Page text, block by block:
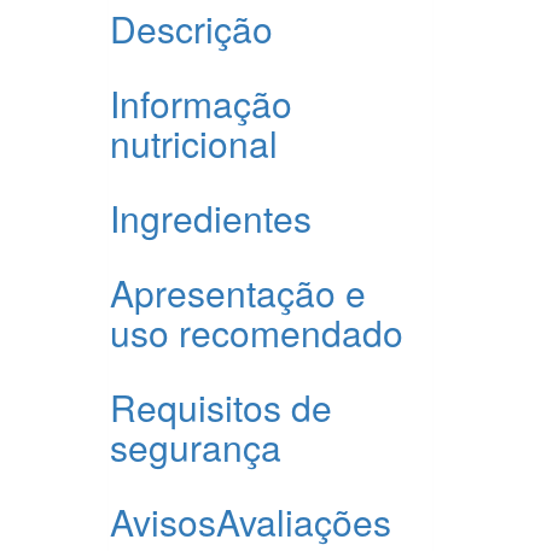
Descrição
Informação
nutricional
Ingredientes
Apresentação e
uso recomendado
Requisitos de
segurança
AvisosAvaliações